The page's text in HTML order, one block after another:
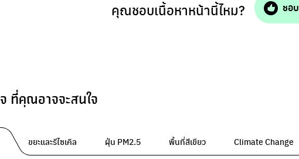
คุณชอบเนื้อหาหน้านี้ไหม? ชอบ
ที่คุณอาจจะสนใจ
ขยะและรีไซเคิล ฝุ่น PM2.5 พื้นที่สีเขียว Climate Change